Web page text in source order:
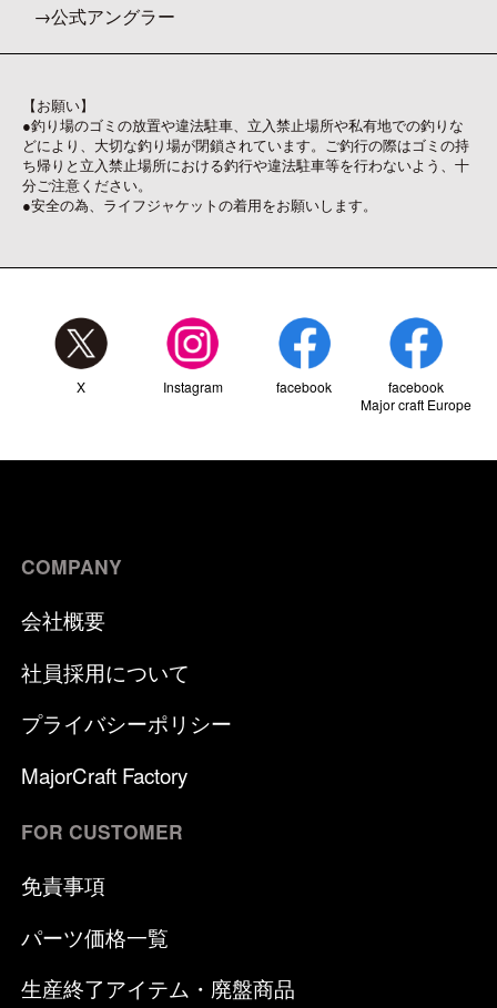
公式アングラー
【お願い】
●釣り場のゴミの放置や違法駐車、立入禁止場所や私有地での釣りな
どにより、大切な釣り場が閉鎖されています。ご釣行の際はゴミの持
ち帰りと立入禁止場所における釣行や違法駐車等を行わないよう、十
分ご注意ください。
●安全の為、ライフジャケットの着用をお願いします。
X Instagram facebook
facebook
Major craft Europe
COMPANY
会社概要
社員採用について
プライバシーポリシー
MajorCraft Factory
FOR CUSTOMER
免責事項
パーツ価格一覧
生産終了アイテム・廃盤商品